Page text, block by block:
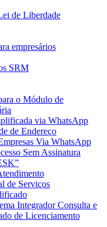
de Liberdade
empresários
SRM
o Módulo de
via WhatsApp
de Endereço
Via WhatsApp
Sem Assinatura
de Serviços
Integrador Consulta e
de Licenciamento